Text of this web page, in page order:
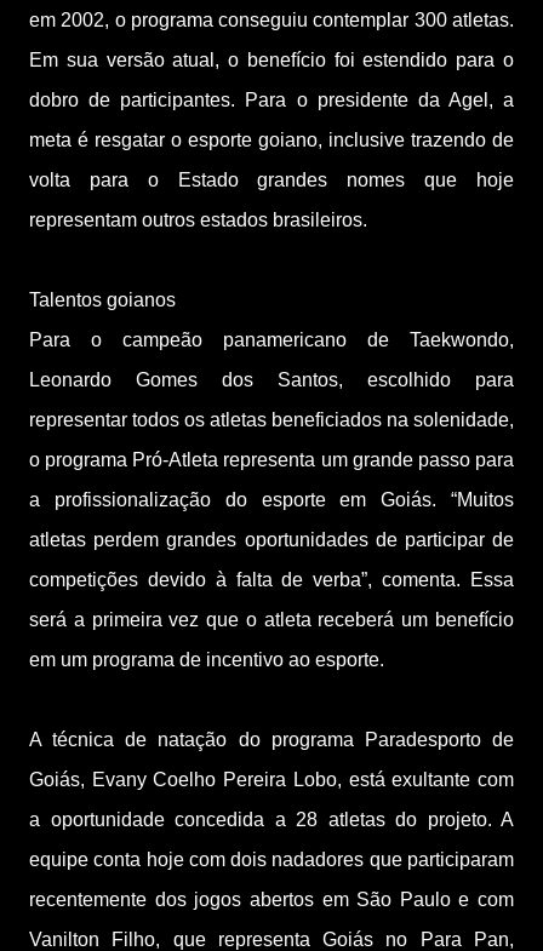
em 2002, o programa conseguiu contemplar 300 atletas.
Em sua versão atual, o benefício foi estendido para o
dobro de participantes. Para o presidente da Agel, a
meta é resgatar o esporte goiano, inclusive trazendo de
volta para o Estado grandes nomes que hoje
representam outros estados brasileiros.
Talentos goianos
Para o campeão panamericano de Taekwondo,
Leonardo Gomes dos Santos, escolhido para
representar todos os atletas beneficiados na solenidade,
o programa Pró-Atleta representa um grande passo para
a profissionalização do esporte em Goiás. “Muitos
atletas perdem grandes oportunidades de participar de
competições devido à falta de verba”, comenta. Essa
será a primeira vez que o atleta receberá um benefício
em um programa de incentivo ao esporte.
A técnica de natação do programa Paradesporto de
Goiás, Evany Coelho Pereira Lobo, está exultante com
a oportunidade concedida a 28 atletas do projeto. A
equipe conta hoje com dois nadadores que participaram
recentemente dos jogos abertos em São Paulo e com
Vanilton Filho, que representa Goiás no Para Pan,